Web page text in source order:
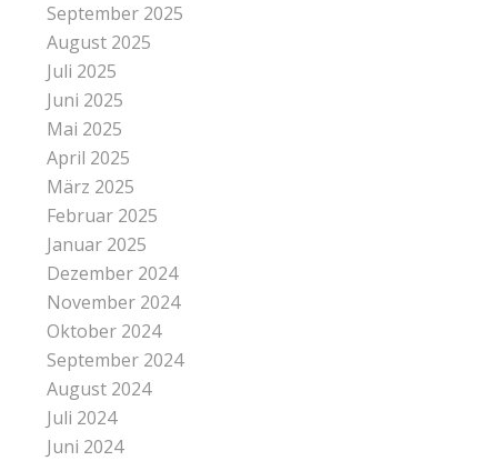
September 2025
August 2025
Juli 2025
Juni 2025
Mai 2025
April 2025
März 2025
Februar 2025
Januar 2025
Dezember 2024
November 2024
Oktober 2024
September 2024
August 2024
Juli 2024
Juni 2024